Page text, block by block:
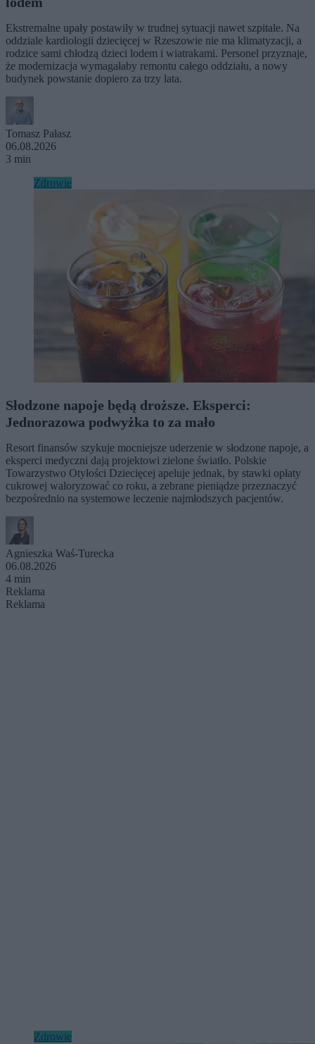
Ekstremalne upały postawiły w trudnej sytuacji nawet szpitale. Na
oddziale kardiologii dziecięcej w Rzeszowie nie ma klimatyzacji, a
rodzice sami chłodzą dzieci lodem i wiatrakami. Personel przyznaje,
że modernizacja wymagałaby remontu całego oddziału, a nowy
budynek powstanie dopiero za trzy lata.
Tomasz Pałasz
06.08.2026
3 min
Zdrowie
Słodzone napoje będą droższe. Eksperci:
Jednorazowa podwyżka to za mało
Resort finansów szykuje mocniejsze uderzenie w słodzone napoje, a
eksperci medyczni dają projektowi zielone światło. Polskie
Towarzystwo Otyłości Dziecięcej apeluje jednak, by stawki opłaty
cukrowej waloryzować co roku, a zebrane pieniądze przeznaczyć
bezpośrednio na systemowe leczenie najmłodszych pacjentów.
Agnieszka Waś-Turecka
06.08.2026
4 min
Reklama
Reklama
Zdrowie